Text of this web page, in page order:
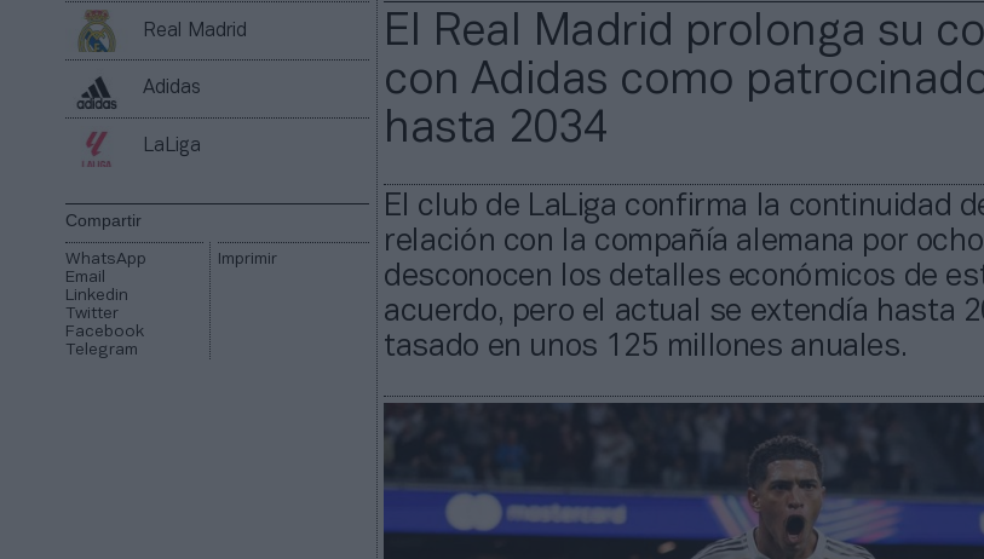
Real Madrid
Adidas
LaLiga
Compartir
WhatsApp
Email
Linkedin
Twitter
Facebook
Telegram
Imprimir
El Real Madrid prolonga su
con Adidas como
hasta 2034
El club de LaLiga confirma la continuidad
relación con la compañía alemana por
desconocen los detalles económicos de
acuerdo, pero el actual se extendía hasta
tasado en unos 125 millones anuales.